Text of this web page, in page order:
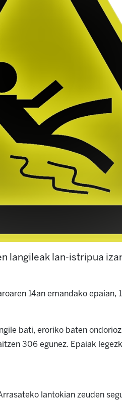
langileak lan-istripua
14an emandako epaian,
bati, eroriko baten
306 egunez. Epaiak
lantokian zeuden